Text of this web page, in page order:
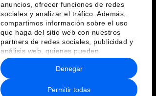
anuncios, ofrecer funciones de redes
sociales y analizar el tráfico. Además,
compartimos información sobre el uso
que haga del sitio web con nuestros
partners de redes sociales, publicidad y
análisis web, quienes pueden
combinarla con otra información que les
haya proporcionado o que hayan
recopilado a partir del uso que haya
hecho de sus servicios.
Permitir todas
Denegar